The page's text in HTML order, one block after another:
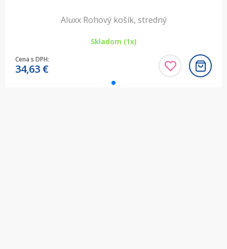
Aluxx Rohový košík, stredný
Skladom (1x)
Cena s DPH:
34,63 €